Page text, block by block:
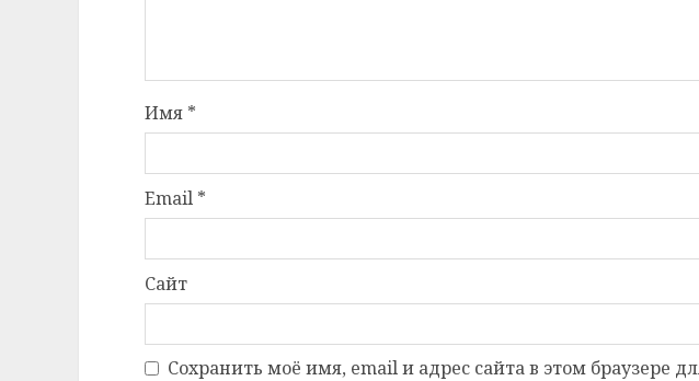
Имя *
Email *
Сайт
Сохранить моё имя, email и адрес сайта в этом браузере